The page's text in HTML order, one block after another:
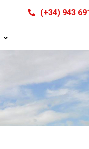
(+34) 943